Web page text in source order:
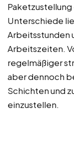
Paketzustellung
Unterschiede
Arbeitsstunden
Arbeitszeiten.
regelmäßiger
aber dennoch
Schichten und
einzustellen.